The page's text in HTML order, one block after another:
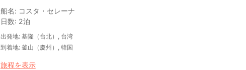
船名: コスタ・セレーナ
日数: 2泊
出発地: 基隆（台北）, 台湾
到着地: 釜山（慶州）, 韓国
旅程を表示